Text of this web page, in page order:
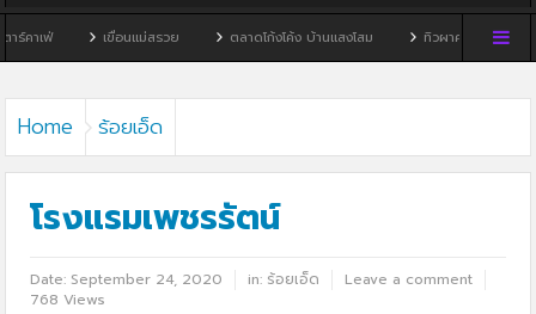
เขื่อนแม่สรวย ตลาดโก้งโค้ง บ้านแสงโสม ทิวผาคาเฟ่ บ้านพิพิธภัณฑ์ไ
Home ร้อยเอ็ด
โรงแรมเพชรรัตน์
Date: September 24, 2020 in: ร้อยเอ็ด
Leave a comment
768 Views